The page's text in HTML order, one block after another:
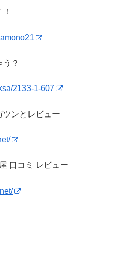
？
2133-1-607
ンとレビュー
口コミ レビュー